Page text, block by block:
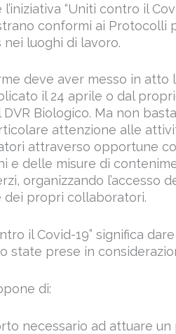
“Uniti contro il
conformi ai Protocolli
nei luoghi di lavoro.
deve aver messo in
il 24 aprile o dal
Biologico. Ma non
attenzione alle
attraverso opportune
e delle misure di
organizzando l’accesso
propri collaboratori.
il Covid-19” significa
state prese in
di:
necessario ad attuare